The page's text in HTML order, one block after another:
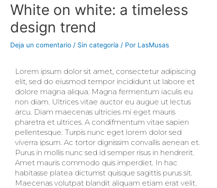
White on white: a timeless
design trend
Deja un comentario / Sin categoría / Por LasMusas
Lorem ipsum dolor sit amet, consectetur adipiscing
elit, sed do eiusmod tempor incididunt ut labore et
dolore magna aliqua. Magna fermentum iaculis eu
non diam. Ultrices vitae auctor eu augue ut lectus
arcu. Diam maecenas ultricies mi eget mauris
pharetra et ultrices. A condifmentum vitae sapien
pellentesque. Turpis nunc eget lorem dolor sed
viverra ipsum. Ac tortor dignissim convallis aenean et.
Purus in mollis nunc sed id semper risus in hendrerit.
Amet mauris commodo quis imperdiet. In hac
habitasse platea dictumst quisque sagittis purus sit.
Maecenas volutpat blandit aliquam etiam erat velit.